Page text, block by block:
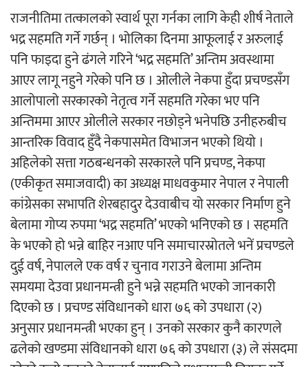
हलमा छैन ‘गौँथली’को टिकट
‘आइतबारको अफिस’ को परिचर्चा सम्पन्न
अर्जुन चन्द्रको ‘संवेदनाका प्रतिध्वनि’
मुक्तकसङ्ग्रह लोकार्पण
राजनीतिमा तत्कालको स्वार्थ पूरा गर्नका लागि केही शीर्ष नेताले
भद्र सहमति गर्ने गर्छन् । भोलिका दिनमा आफूलाई र अरुलाई
पनि फाइदा हुने ढंगले गरिने ‘भद्र सहमति’ अन्तिम अवस्थामा
आएर लागू नहुने गरेको पनि छ । ओलीले नेकपा हुँदा प्रचण्डसँग
आलोपालो सरकारको नेतृत्व गर्ने सहमति गरेका भए पनि
अन्तिममा आएर ओलीले सरकार नछोड्ने भनेपछि उनीहरुबीच
आन्तरिक विवाद हुँदै नेकपासमेत विभाजन भएको थियो ।
अहिलेको सत्ता गठबन्धनको सरकारले पनि प्रचण्ड, नेकपा
(एकीकृत समाजवादी) का अध्यक्ष माधवकुमार नेपाल र नेपाली
कांग्रेसका सभापति शेरबहादुर देउवाबीच यो सरकार निर्माण हुने
बेलामा गोप्य रुपमा ‘भद्र सहमति’ भएको भनिएको छ । सहमति
के भएको हो भन्ने बाहिर नआए पनि समाचारस्रोतले भनें प्रचण्डले
दुई वर्ष, नेपालले एक वर्ष र चुनाव गराउने बेलामा अन्तिम
समयमा देउवा प्रधानमन्त्री हुने भन्ने सहमति भएको जानकारी
दिएको छ । प्रचण्ड संविधानको धारा ७६ को उपधारा (२)
अनुसार प्रधानमन्त्री भएका हुन् । उनको सरकार कुनै कारणले
ढलेको खण्डमा संविधानको धारा ७६ को उपधारा (३) ले संसदमा